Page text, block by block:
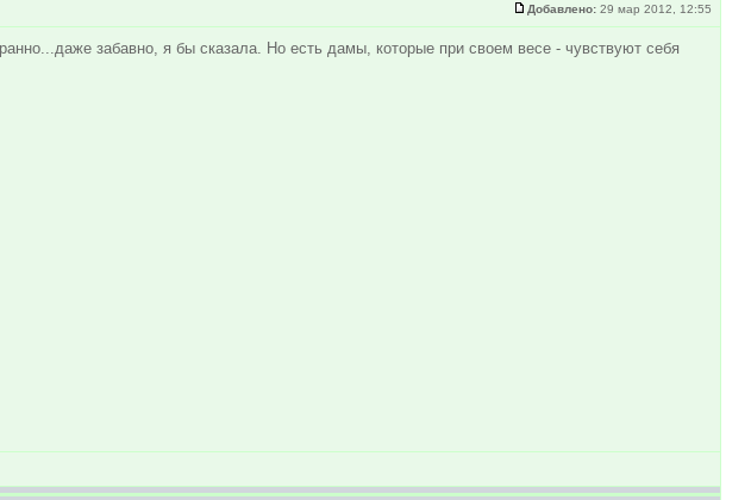
Добавлено: 29 мар 2012, 12:55
забавно, я бы сказала. Но есть дамы, которые при своем весе - чувствуют себя